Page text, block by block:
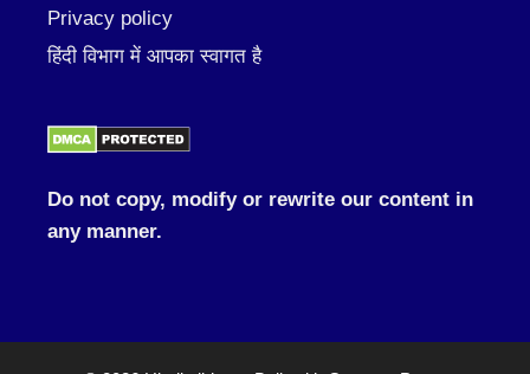
Privacy policy
हिंदी विभाग में आपका स्वागत है
Do not copy, modify or rewrite our content in
any manner.